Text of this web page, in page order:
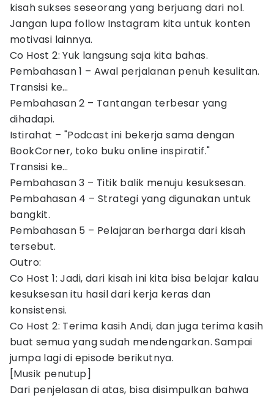
kisah sukses seseorang yang berjuang dari nol.
Jangan lupa follow Instagram kita untuk konten
motivasi lainnya.
Co Host 2: Yuk langsung saja kita bahas.
Pembahasan 1 – Awal perjalanan penuh kesulitan.
Transisi ke…
Pembahasan 2 – Tantangan terbesar yang
dihadapi.
Istirahat – "Podcast ini bekerja sama dengan
BookCorner, toko buku online inspiratif."
Transisi ke…
Pembahasan 3 – Titik balik menuju kesuksesan.
Pembahasan 4 – Strategi yang digunakan untuk
bangkit.
Pembahasan 5 – Pelajaran berharga dari kisah
tersebut.
Outro:
Co Host 1: Jadi, dari kisah ini kita bisa belajar kalau
kesuksesan itu hasil dari kerja keras dan
konsistensi.
Co Host 2: Terima kasih Andi, dan juga terima kasih
buat semua yang sudah mendengarkan. Sampai
jumpa lagi di episode berikutnya.
[Musik penutup]
Dari penjelasan di atas, bisa disimpulkan bahwa